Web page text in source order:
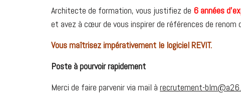
Architecte de formation, vous justifiez de 6 années
et avez à cœur de vous inspirer de références de renom
Vous maîtrisez impérativement le logiciel REVIT.
Poste à pourvoir rapidement
Merci de faire parvenir via mail à recrutement-